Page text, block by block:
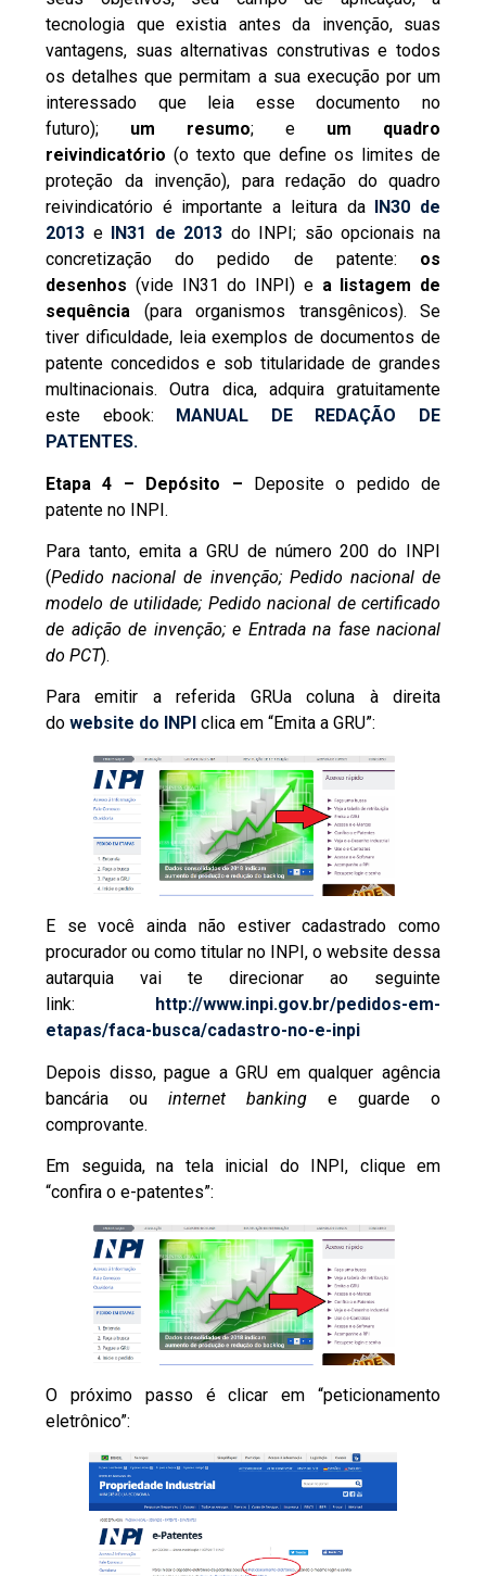
tecnologia que existia antes da invenção, suas
vantagens, suas alternativas construtivas e todos
os detalhes que permitam a sua execução por um
interessado que leia esse documento no
futuro); um resumo; e um quadro
reivindicatório (o texto que define os limites de
proteção da invenção), para redação do quadro
reivindicatório é importante a leitura da
IN30 de
2013 e IN31 de 2013 do INPI; são opcionais na
concretização do pedido de patente: os
desenhos (vide IN31 do INPI) e a listagem de
sequência (para organismos transgênicos). Se
tiver dificuldade, leia exemplos de documentos de
patente concedidos e sob titularidade de grandes
multinacionais. Outra dica, adquira gratuitamente
este ebook:
MANUAL DE REDAÇÃO DE
PATENTES.
Etapa 4 – Depósito – Deposite o pedido de
patente no INPI.
Para tanto, emita a GRU de número 200 do INPI
(Pedido nacional de invenção; Pedido nacional de
modelo de utilidade; Pedido nacional de certificado
de adição de invenção; e Entrada na fase nacional
do PCT).
Para emitir a referida GRUa coluna à direita
do website do INPI clica em “Emita a GRU”:
E se você ainda não estiver cadastrado como
procurador ou como titular no INPI, o website dessa
autarquia vai te direcionar ao seguinte
link:
http://www.inpi.gov.br/pedidos-em-
etapas/faca-busca/cadastro-no-e-inpi
Depois disso, pague a GRU em qualquer agência
bancária ou internet banking e guarde o
comprovante.
Em seguida, na tela inicial do INPI, clique em
“confira o e-patentes”:
O próximo passo é clicar em “peticionamento
eletrônico”: